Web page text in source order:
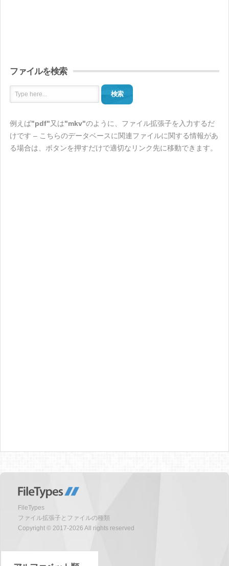
ファイルを検索
検索
例えば"pdf"又は"mkv"のように、ファイル拡張子を入力するだ
けです – こちらのデータベースに関連ファイルに関する情報があ
る場合は、ボタンを押すだけで適切なリンク先に移動できます。
FileTypes
ファイル拡張子とファイルの種類
Copyright © 2017-2026 All rights reserved